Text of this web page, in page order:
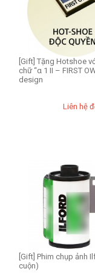
[Gift] Tặng Hotshoe
chữ “α 1 II – FIRST
design
Liên hệ
[Gift] Phim chụp ảnh
cuộn)